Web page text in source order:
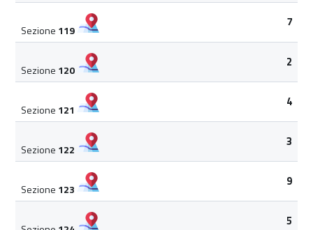
Sezione 119
7
Sezione 120
2
Sezione 121
4
Sezione 122
3
Sezione 123
9
5